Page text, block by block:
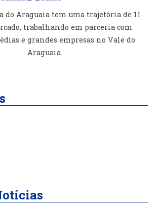
do Araguaia tem uma trajetória de 11
trabalhando em parceria com
e grandes empresas no Vale do
Araguaia.